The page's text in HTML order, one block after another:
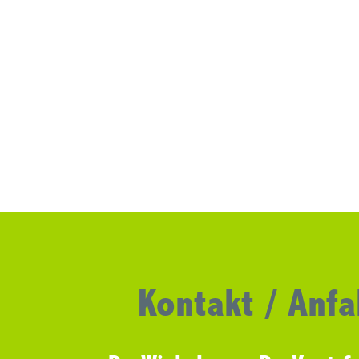
Kontakt /